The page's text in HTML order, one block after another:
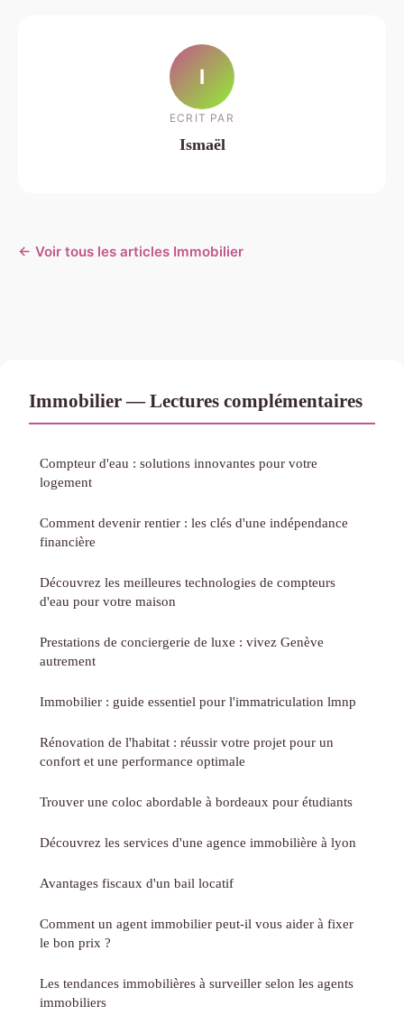
I
ECRIT PAR
Ismaël
← Voir tous les articles Immobilier
Immobilier — Lectures complémentaires
Compteur d'eau : solutions innovantes pour votre
logement
Comment devenir rentier : les clés d'une indépendance
financière
Découvrez les meilleures technologies de compteurs
d'eau pour votre maison
Prestations de conciergerie de luxe : vivez Genève
autrement
Immobilier : guide essentiel pour l'immatriculation lmnp
Rénovation de l'habitat : réussir votre projet pour un
confort et une performance optimale
Trouver une coloc abordable à bordeaux pour étudiants
Découvrez les services d'une agence immobilière à lyon
Avantages fiscaux d'un bail locatif
Comment un agent immobilier peut-il vous aider à fixer
le bon prix ?
Les tendances immobilières à surveiller selon les agents
immobiliers